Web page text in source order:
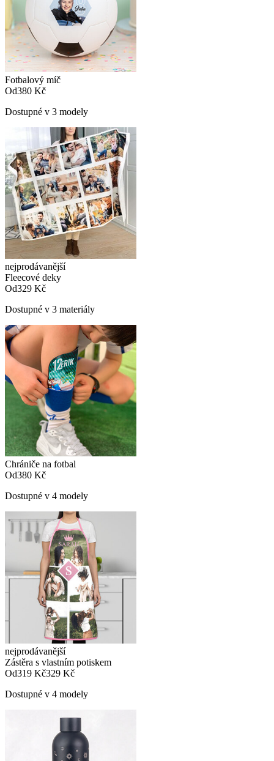
Fotbalový míč
Od380 Kč
Dostupné v 3 modely
nejprodávanější
Fleecové deky
Od329 Kč
Dostupné v 3 materiály
Chrániče na fotbal
Od380 Kč
Dostupné v 4 modely
nejprodávanější
Zástěra s vlastním potiskem
Od319 Kč329 Kč
Dostupné v 4 modely